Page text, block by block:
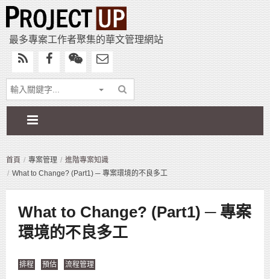
最多專案工作者聚集的華文管理網站
首頁 專案管理
進階專案知識
What to Change? (Part1) ─ 專案環境的不良多工
What to Change? (Part1) ─ 專案
環境的不良多工
排程 預估 流程管理